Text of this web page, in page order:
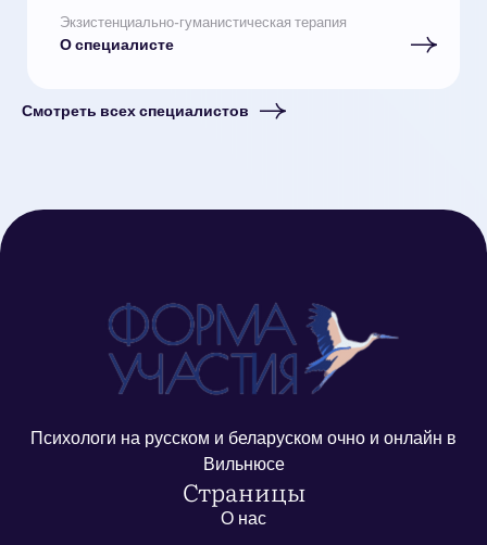
Экзистенциально-гуманистическая терапия
О специалисте
Смотреть всех специалистов
Психологи на русском и беларуском очно и онлайн в
Вильнюсе
Страницы
О нас